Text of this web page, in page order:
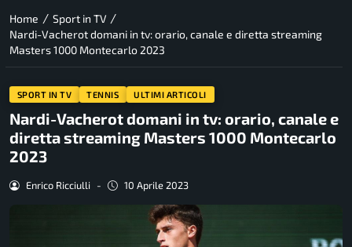
Home / Sport in TV /
Nardi-Vacherot domani in tv: orario, canale e diretta streaming
Masters 1000 Montecarlo 2023
SPORT IN TV TENNIS ULTIMI ARTICOLI
Nardi-Vacherot domani in tv: orario, canale e
diretta streaming Masters 1000 Montecarlo
2023
Enrico Ricciulli - 10 Aprile 2023